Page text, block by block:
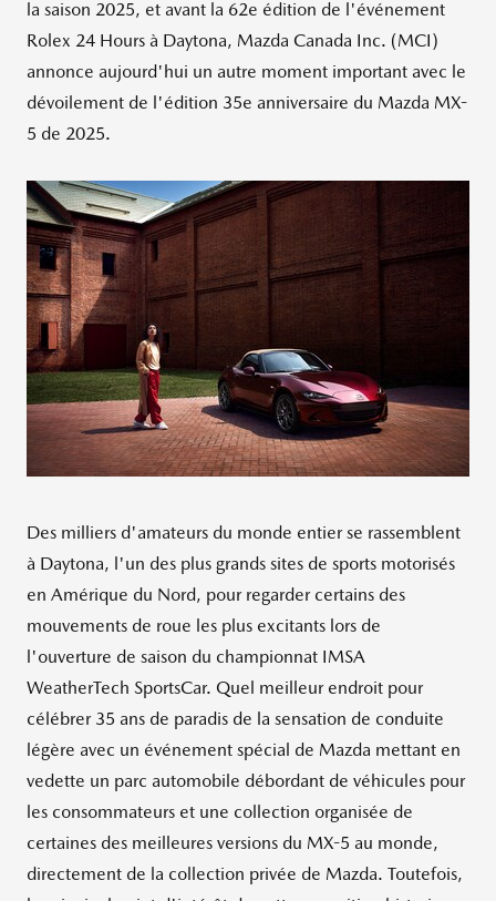
la saison 2025, et avant la 62e édition de l'événement
Rolex 24 Hours à Daytona, Mazda Canada Inc. (MCI)
annonce aujourd'hui un autre moment important avec le
dévoilement de l'édition 35e anniversaire du Mazda MX-
5 de 2025.
Des milliers d'amateurs du monde entier se rassemblent
à Daytona, l'un des plus grands sites de sports motorisés
en Amérique du Nord, pour regarder certains des
mouvements de roue les plus excitants lors de
l'ouverture de saison du championnat IMSA
WeatherTech SportsCar. Quel meilleur endroit pour
célébrer 35 ans de paradis de la sensation de conduite
légère avec un événement spécial de Mazda mettant en
vedette un parc automobile débordant de véhicules pour
les consommateurs et une collection organisée de
certaines des meilleures versions du MX-5 au monde,
directement de la collection privée de Mazda. Toutefois,